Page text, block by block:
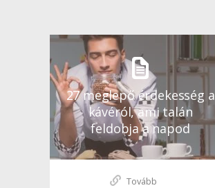
27 meglepő érdekesség a
kávéról, ami talán
feldobja a napod
Tovább